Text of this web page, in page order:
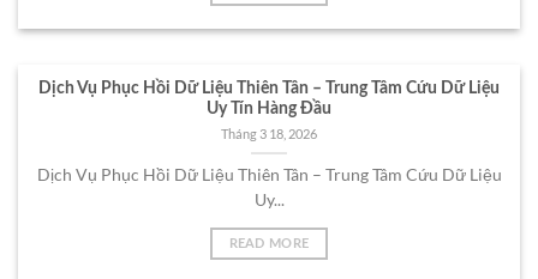
Dịch Vụ Phục Hồi Dữ Liệu Thiên Tân – Trung Tâm Cứu Dữ Liệu
Uy Tín Hàng Đầu
Tháng 3 18, 2026
Dịch Vụ Phục Hồi Dữ Liệu Thiên Tân – Trung Tâm Cứu Dữ Liệu
Uy...
READ MORE